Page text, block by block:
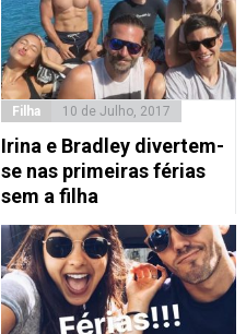
Filha 10 de Julho, 2017
Irina e Bradley divertem-
se nas primeiras férias
sem a filha